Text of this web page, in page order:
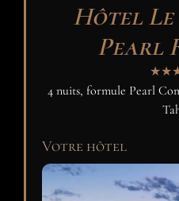
Hôtel Le
Pearl
4 nuits, formule Pearl
Votre hôtel